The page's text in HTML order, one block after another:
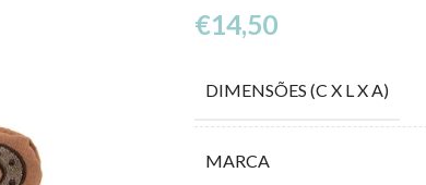
€14,50
DIMENSÕES (C X L X A)
MARCA